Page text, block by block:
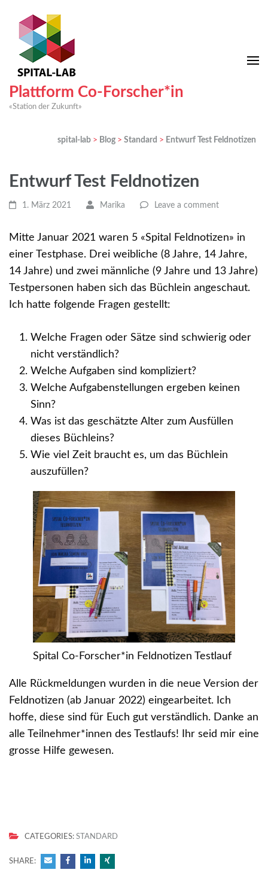
Plattform Co-Forscher*in
«Station der Zukunft»
spital-lab > Blog > Standard > Entwurf Test Feldnotizen
Entwurf Test Feldnotizen
1. März 2021 Marika Leave a comment
Mitte Januar 2021 waren 5 «Spital Feldnotizen» in
einer Testphase. Drei weibliche (8 Jahre, 14 Jahre,
14 Jahre) und zwei männliche (9 Jahre und 13 Jahre)
Testpersonen haben sich das Büchlein angeschaut.
Ich hatte folgende Fragen gestellt:
Welche Fragen oder Sätze sind schwierig oder
nicht verständlich?
Welche Aufgaben sind kompliziert?
Welche Aufgabenstellungen ergeben keinen
Sinn?
Was ist das geschätzte Alter zum Ausfüllen
dieses Büchleins?
Wie viel Zeit braucht es, um das Büchlein
auszufüllen?
Spital Co-Forscher*in Feldnotizen Testlauf
Alle Rückmeldungen wurden in die neue Version der
Feldnotizen (ab Januar 2022) eingearbeitet. Ich
hoffe, diese sind für Euch gut verständlich. Danke an
alle Teilnehmer*innen des Testlaufs! Ihr seid mir eine
grosse Hilfe gewesen.
CATEGORIES: STANDARD
SHARE: